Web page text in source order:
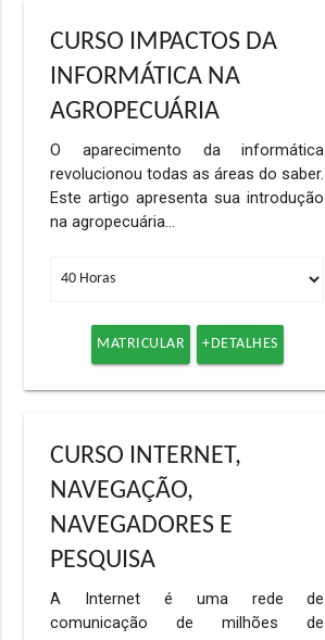
CURSO IMPACTOS DA
INFORMÁTICA NA
AGROPECUÁRIA
O aparecimento da informática
revolucionou todas as áreas do saber.
Este artigo apresenta sua introdução
na agropecuária…
MATRICULAR +DETALHES
CURSO INTERNET,
NAVEGAÇÃO,
NAVEGADORES E
PESQUISA
A Internet é uma rede de
comunicação de milhões de